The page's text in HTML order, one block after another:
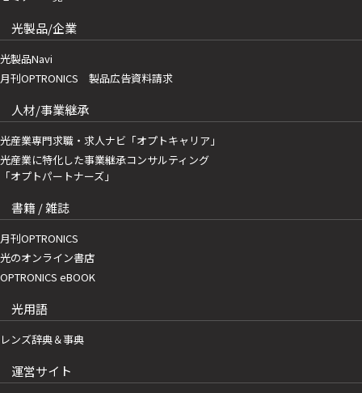
光製品/企業
光製品Navi
月刊OPTRONICS 製品広告資料請求
人材/事業継承
光産業専門求職・求人ナビ「オプトキャリア」
光産業に特化した事業継承コンサルティング
「オプトパートナーズ」
書籍 / 雑誌
月刊OPTRONICS
光のオンライン書店
OPTRONICS eBOOK
光用語
レンズ辞典＆事典
運営サイト